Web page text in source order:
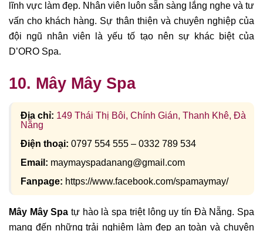
lĩnh vực làm đẹp. Nhân viên luôn sẵn sàng lắng nghe và tư
vấn cho khách hàng. Sự thân thiện và chuyên nghiệp của
đội ngũ nhân viên là yếu tố tạo nên sự khác biệt của
D’ORO Spa.
10. Mây Mây Spa
Địa chỉ: 149 Thái Thị Bôi, Chính Gián, Thanh Khê, Đà
Nẵng
Điện thoại: 0797 554 555 – 0332 789 534
Email: maymayspadanang@gmail.com
Fanpage: https://www.facebook.com/spamaymay/
Mây Mây Spa tự hào là spa triệt lông uy tín Đà Nẵng. Spa
mang đến những trải nghiệm làm đẹp an toàn và chuyên